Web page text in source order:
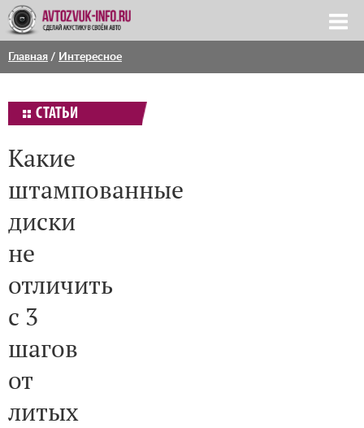
Главная / Интересное
СТАТЬИ
Какие
штампованные
диски
не
отличить
с 3
шагов
от
литых